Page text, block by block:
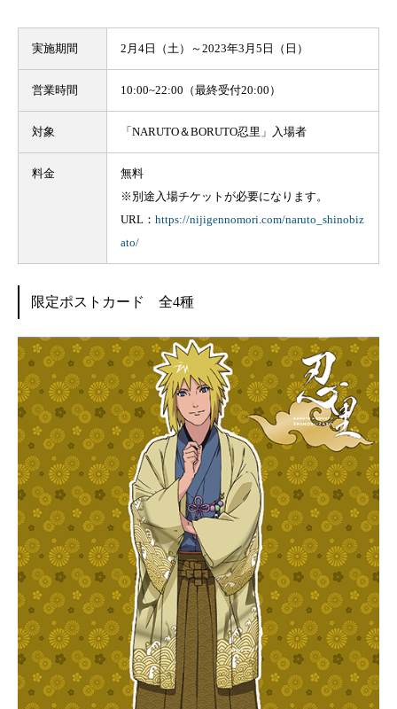
実施期間 2月4日（土）～2023年3月5日（日）
営業時間 10:00~22:00（最終受付20:00）
対象 「NARUTO＆BORUTO忍里」入場者
料金
無料
※別途入場チケットが必要になります。
URL： https://nijigennomori.com/naruto_shinobiz
ato/
限定ポストカード 全4種